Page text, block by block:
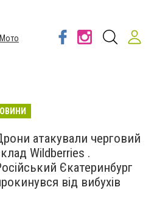
атакували черговий
Wildberries .
Єкатеринбург
від вибухів